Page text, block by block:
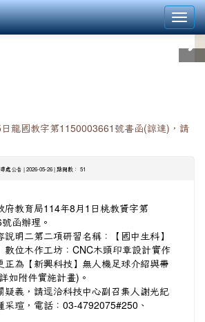
龍國教字第1150003661號書函(諒達)，請
處公告 | 2026-05-26 | 點閱數： 51
府教育局114年8月1日桃教資字第
函辦理。
說明二第二項研習名稱：【國中生科】
數位木作工坊：CNC木頭印章設計實作
正為【新興科技】無人機足球介紹與帶
如附件實施計畫)。
疑義，請逕洽科技中心副召集人謝光紀
采瑄，電話：03-4792075#250、